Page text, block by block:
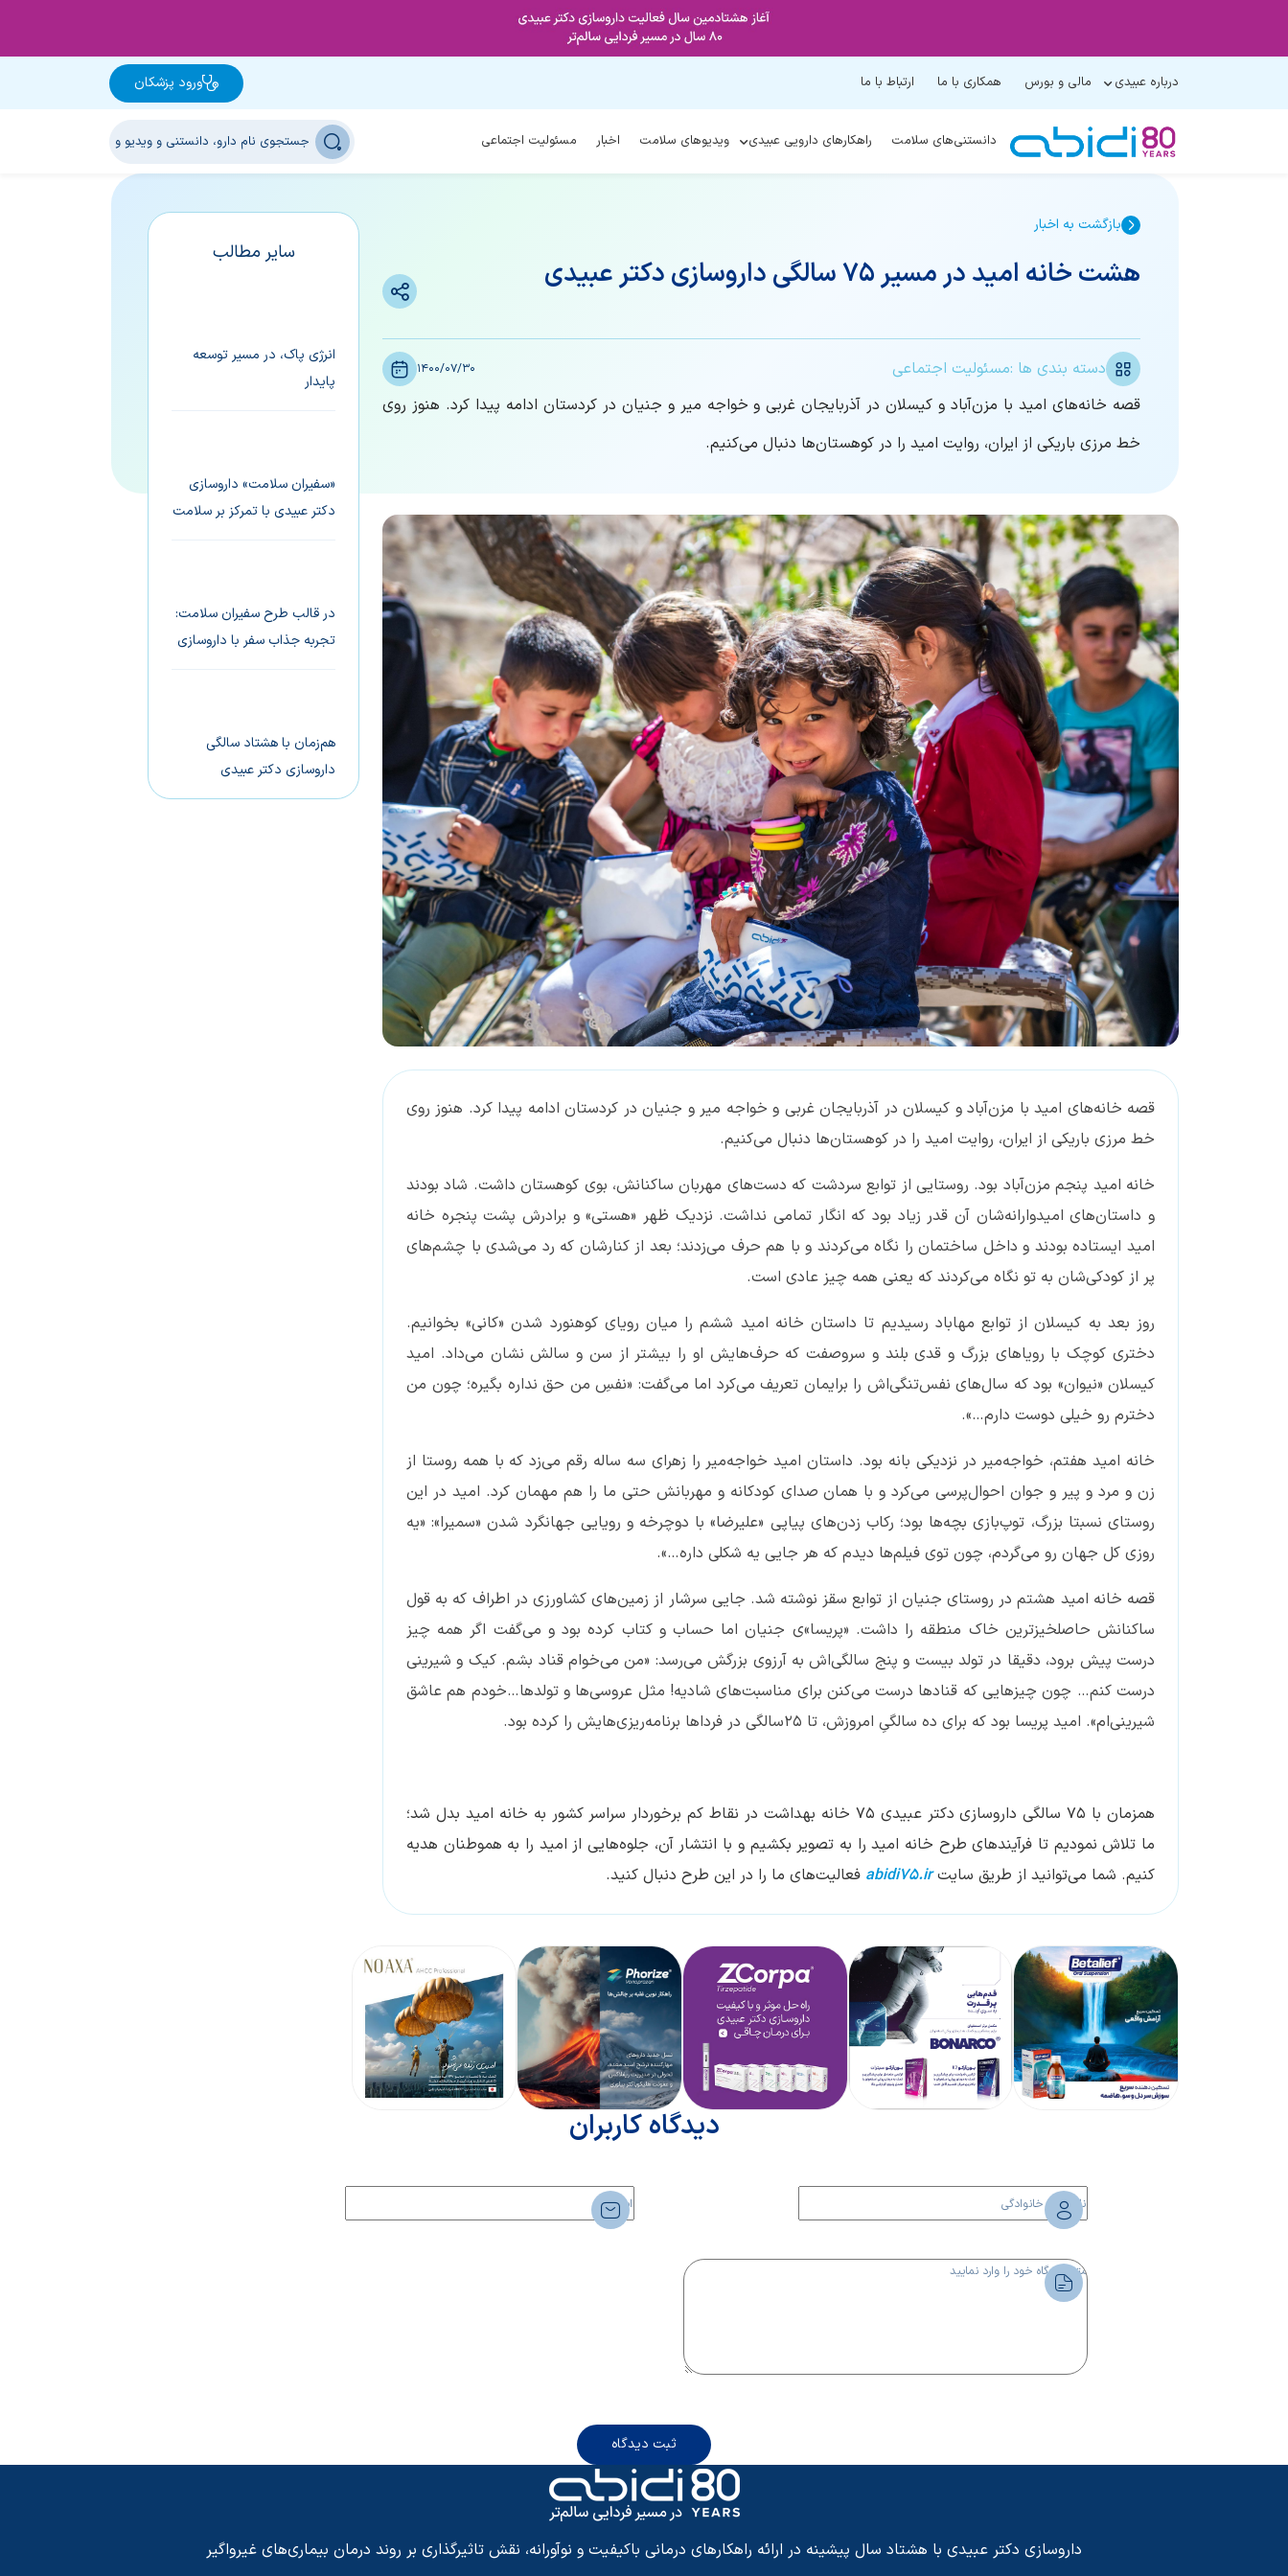
درباره عبیدی مالی و بورس همکاری با ما ارتباط با ما ورود پزشکان
دانستنی‌های سلامت راهکارهای دارویی عبیدی ویدیوهای سلامت اخبار مسئولیت اجتماعی
بازگشت به اخبار
هشت خانه امید در مسیر ۷۵ سالگی داروسازی دکتر عبیدی
دسته بندی ها :مسئولیت اجتماعی 1400/07/30
قصه خانه‌های امید با مزن‌آباد و کیسلان در آذربایجان غربی و خواجه میر و جنیان در کردستان ادامه پیدا کرد. هنوز روی
خط مرزی باریکی از ایران، روایت امید را در کوهستان‌ها دنبال می‌کنیم.
قصه خانه‌های امید با مزن‌آباد و کیسلان در آذربایجان غربی و خواجه میر و جنیان در کردستان ادامه پیدا کرد. هنوز روی
خط مرزی باریکی از ایران، روایت امید را در کوهستان‌ها دنبال می‌کنیم.
خانه امید پنجم مزن‌آباد بود. روستایی از توابع سردشت که دست‌های مهربان ساکنانش، بوی کوهستان داشت. شاد بودند
و داستان‌های امیدوارانه‌شان آن قدر زیاد بود که انگار تمامی نداشت. نزدیک ظهر «هستی» و برادرش پشت پنجره خانه
امید ایستاده بودند و داخل ساختمان را نگاه می‌کردند و با هم حرف می‌زدند؛ بعد از کنارشان که رد می‌شدی با چشم‌های
پر از کودکی‌شان به تو نگاه می‌کردند که یعنی همه چیز عادی است.
روز بعد به کیسلان از توابع مهاباد رسیدیم تا داستان خانه امید ششم را میان رویای کوهنورد شدن «کانی» بخوانیم.
دختری کوچک با رویاهای بزرگ و قدی بلند و سروصفت که حرف‌هایش او را بیشتر از سن و سالش نشان می‌داد. امید
کیسلان «نیوان» بود که سال‌های نفس‌تنگی‌اش را برایمان تعریف می‌کرد اما می‌گفت: «نفسِ من حق نداره بگیره؛ چون من
دخترم رو خیلی دوست دارم…».
خانه امید هفتم، خواجه‌میر در نزدیکی بانه بود. داستان امید خواجه‌میر را زهرای سه ساله رقم می‌زد که با همه روستا از
زن و مرد و پیر و جوان احوال‌پرسی می‌کرد و با همان صدای کودکانه و مهربانش حتی ما را هم مهمان کرد. امید در این
روستای نسبتا بزرگ، توپ‌بازی بچه‌ها بود؛ رکاب زدن‌های پیاپی «علیرضا» با دوچرخه و رویایی جهانگرد شدن «سمیرا»: «یه
روزی کل جهان رو می‌گردم، چون توی فیلم‌ها دیدم که هر جایی یه شکلی داره…».
قصه خانه امید هشتم در روستای جنیان از توابع سقز نوشته شد. جایی سرشار از زمین‌های کشاورزی در اطراف که به قول
ساکنانش حاصلخیزترین خاک منطقه را داشت. «پریسا»ی جنیان اما حساب و کتاب کرده بود و می‌گفت اگر همه چیز
درست پیش برود، دقیقا در تولد بیست و پنج سالگی‌اش به آرزوی بزرگش می‌رسد: «من می‌خوام قناد بشم. کیک و شیرینی
درست کنم… چون چیزهایی که قنادها درست می‌کنن برای مناسبت‌های شادیه! مثل عروسی‌ها و تولدها…خودم هم عاشق
شیرینی‌ام». امید پریسا بود که برای ده سالگیِ امروزش، تا 25سالگی در فرداها برنامه‌ریزی‌هایش را کرده بود.
همزمان با ۷۵ سالگی داروسازی دکتر عبیدی ۷۵ خانه بهداشت در نقاط کم برخوردار سراسر کشور به خانه امید بدل شد؛
ما تلاش نمودیم تا فرآیندهای طرح خانه امید را به تصویر بکشیم و با انتشار آن، جلوه‌هایی از امید را به هموطنان هدیه
کنیم. شما می‌توانید از طریق سایتabidi75.ir فعالیت‌های ما را در این طرح دنبال کنید.
سایر مطالب
انرژی پاک، در مسیر توسعه
پایدار
«سفیران سلامت» داروسازی
دکتر عبیدی با تمرکز بر سلامت
در قالب طرح سفیران سلامت:
تجربه جذاب سفر با داروسازی
هم‌‌زمان با هشتاد سالگی
داروسازی دکتر عبیدی
دور و نزدیک ایران با پروژه
دیدگاه کاربران
ثبت دیدگاه
داروسازی دکتر عبیدی با هشتاد سال پیشینه در ارائه راهکارهای درمانی باکیفیت و نوآورانه، نقش تاثیرگذاری بر روند درمان بیماری‌های غیرواگیر